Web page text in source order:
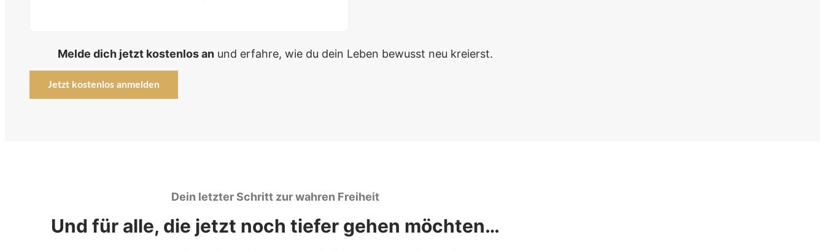
Melde dich jetzt kostenlos anund erfahre, wie du dein Leben bewusst neu kreierst.
Jetzt kostenlos anmelden
Dein letzter Schritt zur wahren Freiheit
Und für alle, die jetzt noch tiefer gehen möchten…